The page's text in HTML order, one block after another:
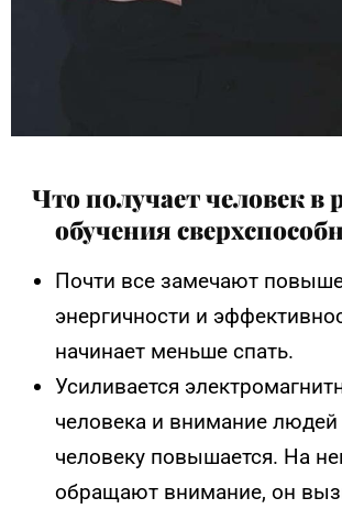
Что получает человек в
обучения
Почти все замечают
энергичности и
начинает меньше спать.
Усиливается
человека и внимание людей
человеку повышается. На
обращают внимание, он